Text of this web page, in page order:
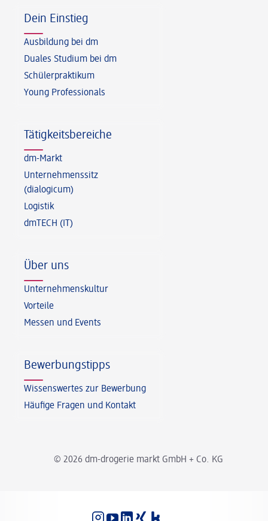
© 2026 dm-drogerie markt GmbH + Co. KG
Dein Einstieg
Ausbildung bei dm
Duales Studium bei dm
Schülerpraktikum
Young Professionals
Tätigkeitsbereiche
dm-Markt
Unternehmenssitz
(dialogicum)
Logistik
dmTECH (IT)
Über uns
Unternehmenskultur
Vorteile
Messen und Events
Bewerbungstipps
Wissenswertes zur Bewerbung
Häufige Fragen und Kontakt